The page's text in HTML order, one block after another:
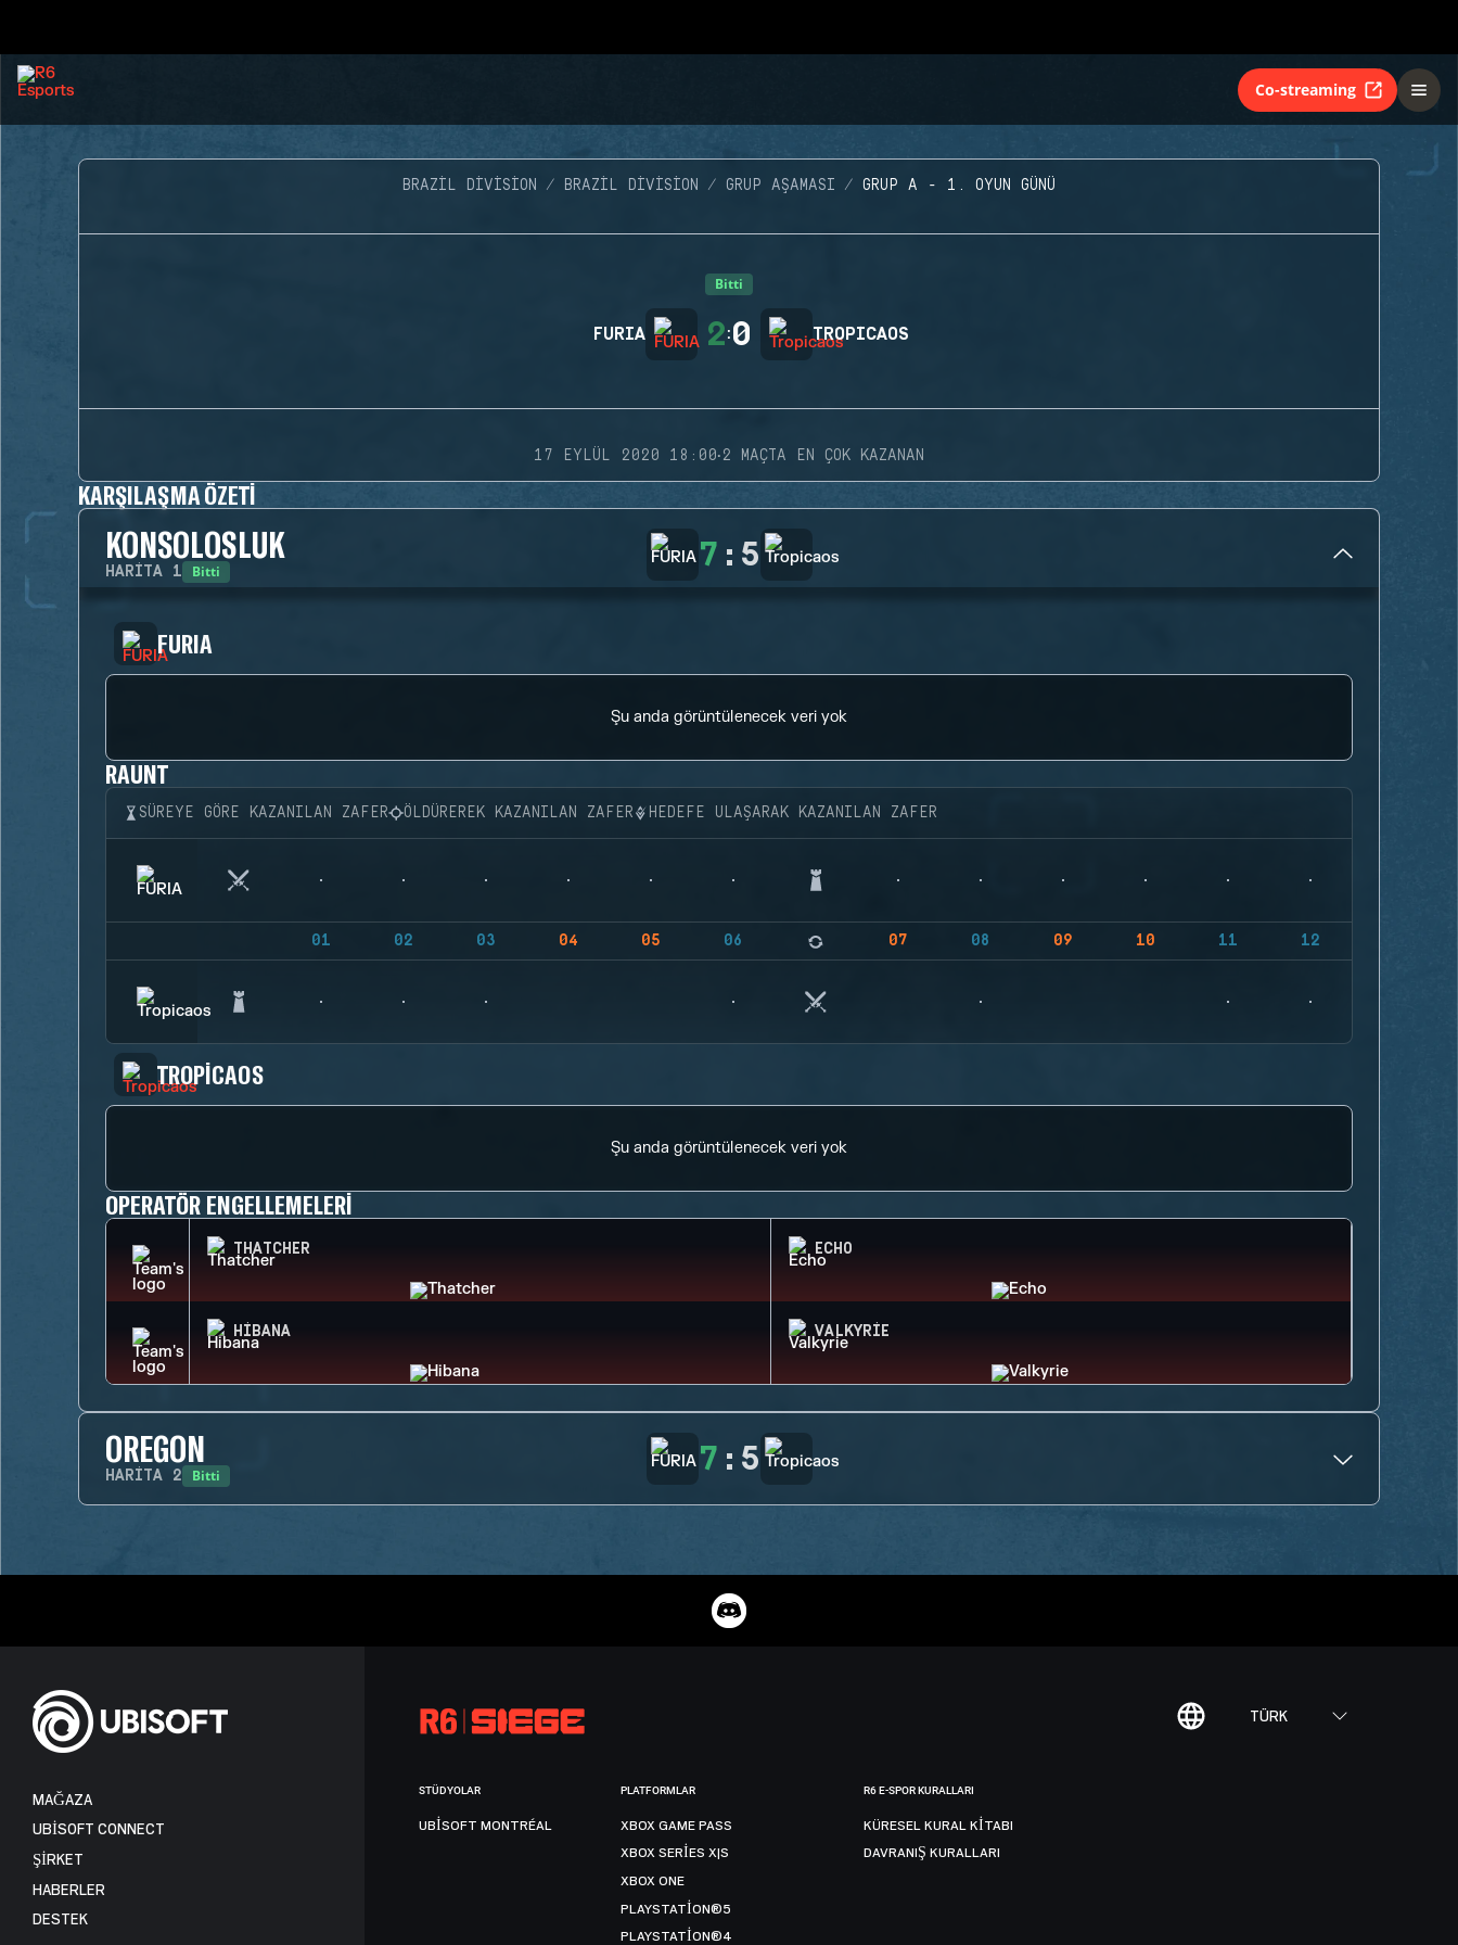
Co-streaming
BRAZIL DIVISION BRAZIL DIVISION GRUP AŞAMASI GRUP A - 1. OYUN GÜNÜ
Bitti
FURIA 2:0 TROPICAOS
17 EYLÜL 2020 18:00·2 MAÇTA EN ÇOK KAZANAN
KARŞILAŞMA ÖZETI
KONSOLOSLUK
HARITA 1 Bitti 7 : 5
FURIA
Şu anda görüntülenecek veri yok
RAUNT
SÜREYE GÖRE KAZANILAN ZAFER ÖLDÜREREK KAZANILAN ZAFER HEDEFE ULAŞARAK KAZANILAN ZAFER
01 02 03 04 05 06 07 08 09 10 11 12
TROPICAOS
Şu anda görüntülenecek veri yok
OPERATÖR ENGELLEMELERI
THATCHER ECHO
HIBANA VALKYRIE
OREGON
HARITA 2 Bitti 7 : 5
TÜRK
MAĞAZA
UBISOFT CONNECT
ŞİRKET
HABERLER
DESTEK
STÜDYOLAR
UBISOFT MONTRÉAL
PLATFORMLAR
XBOX GAME PASS
XBOX SERIES X|S
XBOX ONE
PLAYSTATION®5
PLAYSTATION®4
R6 E-SPOR KURALLARI
KÜRESEL KURAL KITABI
DAVRANIŞ KURALLARI